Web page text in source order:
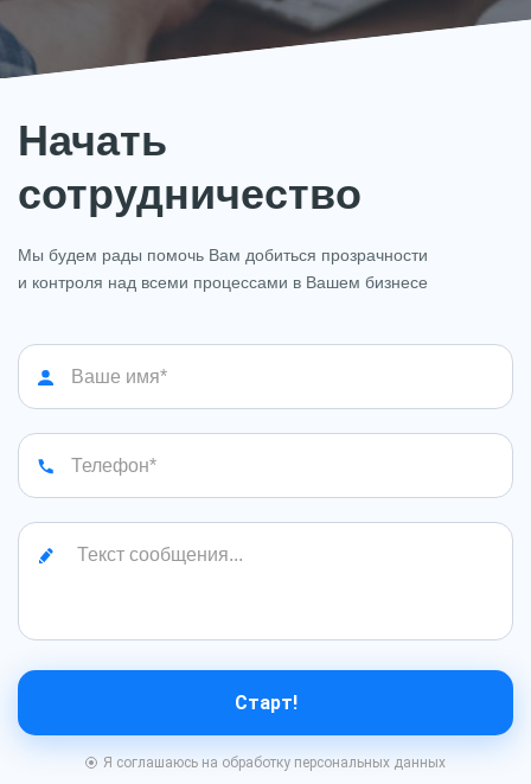
Начать
сотрудничество
Мы будем рады помочь Вам добиться прозрачности
и контроля над всеми процессами в Вашем бизнесе
Ваше имя*
Телефон*
Текст сообщения...
Старт!
Я соглашаюсь на обработку персональных данных